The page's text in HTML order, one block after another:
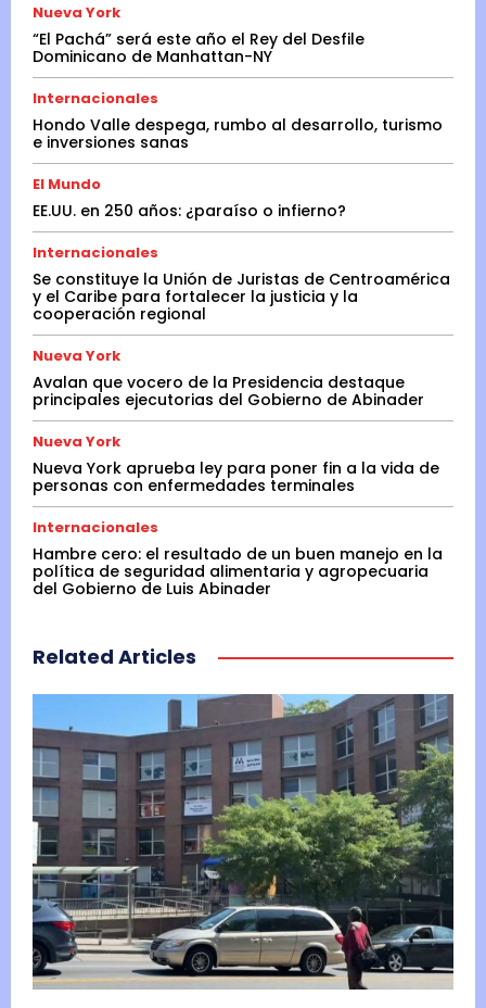
Nueva York
“El Pachá” será este año el Rey del Desfile
Dominicano de Manhattan-NY
Internacionales
Hondo Valle despega, rumbo al desarrollo, turismo
e inversiones sanas
El Mundo
EE.UU. en 250 años: ¿paraíso o infierno?
Internacionales
Se constituye la Unión de Juristas de Centroamérica
y el Caribe para fortalecer la justicia y la
cooperación regional
Nueva York
Avalan que vocero de la Presidencia destaque
principales ejecutorias del Gobierno de Abinader
Nueva York
Nueva York aprueba ley para poner fin a la vida de
personas con enfermedades terminales
Internacionales
Hambre cero: el resultado de un buen manejo en la
política de seguridad alimentaria y agropecuaria
del Gobierno de Luis Abinader
Related Articles